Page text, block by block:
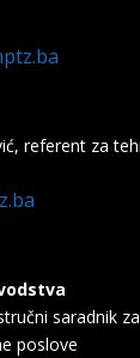
referent za
saradnik
poslove